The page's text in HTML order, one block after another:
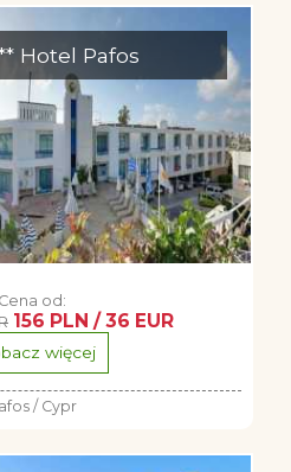
Hotel Pafos
Cena od:
156 PLN / 36 EUR
więcej
/ Cypr